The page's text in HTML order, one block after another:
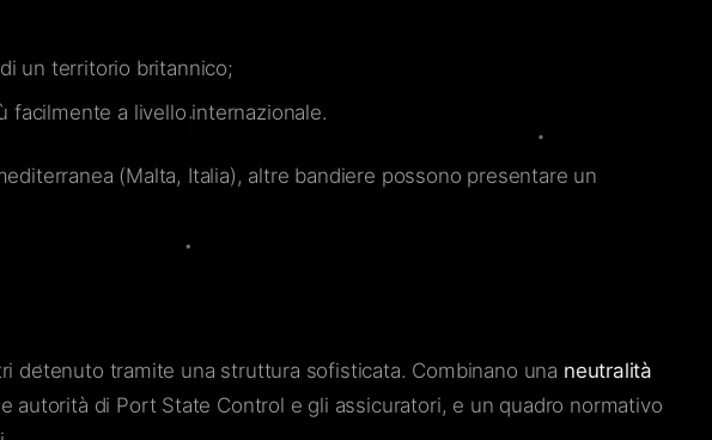
di un territorio britannico;
a livello internazionale.
(Malta, Italia), altre bandiere possono presentare un
detenuto tramite una struttura sofisticata. Combinano una neutralità
autorità di Port State Control e gli assicuratori, e un quadro normativo